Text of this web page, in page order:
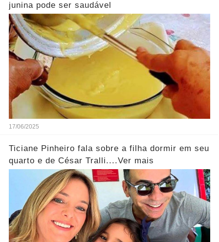
junina pode ser saudável
17/06/2025
Ticiane Pinheiro fala sobre a filha dormir em seu
quarto e de César Tralli....Ver mais